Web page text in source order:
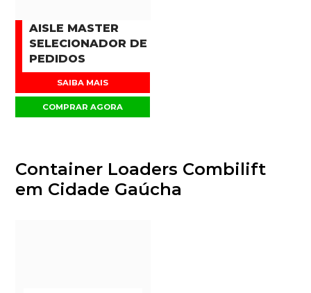
AISLE MASTER
SELECIONADOR DE
PEDIDOS
SAIBA MAIS
COMPRAR AGORA
Container Loaders Combilift
em Cidade Gaúcha